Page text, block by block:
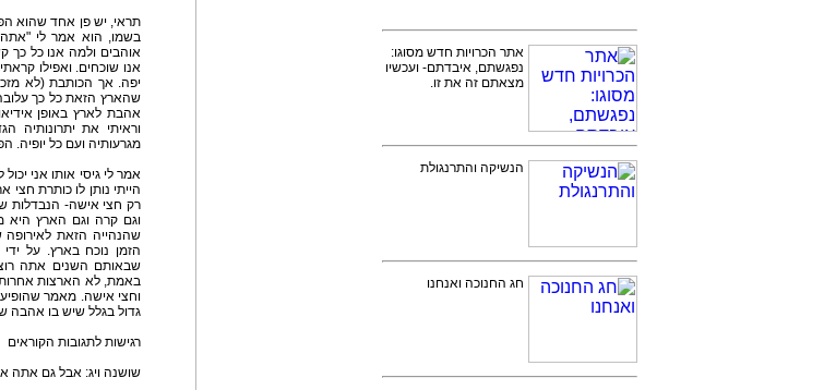
אתר הכרויות חדש מסוגו:
נפגשתם, איבדתם- ועכשיו
מצאתם זה את זו.
הנשיקה והתרנגולת
חג החנוכה ואנחנו
תראי, יש פן אחד שהוא
בשמו, הוא אמר לי
אוהבים ולמה אנו כל כך
אנו שוכחים. ואפילו
יפה. אך הכותבת (לא
שהארץ הזאת כל כך
אהבת לארץ באופן
וראיתי את יתרונותיה
מגרעותיה ועם כל יופיה.
אמר לי גיסי אותו אני
הייתי נותן לו כותרת
רק חצי אישה- הנבדלות
וגם קרה וגם הארץ היא
שהנהייה הזאת לאירופה
הזמן נוכח בארץ. על
שבאותם השנים אתה
באמת, לא הארצות
וחצי אישה. מאמר
גדול בגלל שיש בו אהבה
רגישות לתגובות הקוראים
שושנה ויג: אבל גם אתה